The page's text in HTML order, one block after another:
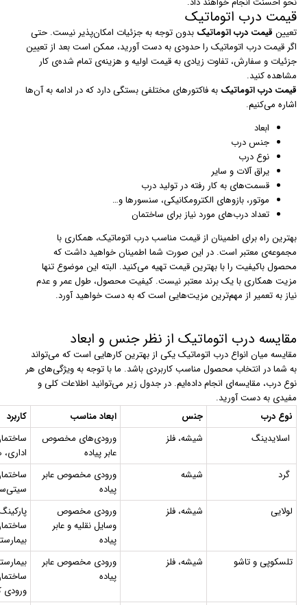
قیمت درب اتوماتیک
تعیین قیمت درب اتوماتیک بدون توجه به جزئیات امکان‌پذیر نیست. حتی
اگر قیمت درب اتوماتیک را حدودی به دست آورید،‌ ممکن است بعد از تعیین
جزئیات و سفارش، تفاوت زیادی به قیمت اولیه و هزینه‌ی تمام شده‌ی کار
مشاهده کنید.
قیمت درب اتوماتیک به فاکتورهای مختلفی بستگی دارد که در ادامه به آن‌ها
اشاره می‌کنیم.
ابعاد
جنس درب
نوع درب
یراق آلات و سایر
قسمت‌های به کار رفته در تولید درب
موتور،‌ بازوهای الکترومکانیکی، سنسورها و…
تعداد درب‌های مورد نیاز برای ساختمان
بهترین راه برای اطمینان از قیمت مناسب درب اتوماتیک، همکاری با
مجموعه‌ی معتبر است. در این صورت شما اطمینان خواهید داشت که
محصول باکیفیت را با بهترین قیمت تهیه می‌کنید. البته این موضوع تنها
مزیت همکاری با یک برند معتبر نیست. کیفیت محصول، طول عمر و عدم
نیاز به تعمیر از مهم‌ترین مزیت‌هایی است که به دست خواهید آورد.
مقایسه درب اتوماتیک از نظر جنس و ابعاد
مقایسه میان انواع درب اتوماتیک یکی از بهترین کارهایی است که می‌تواند
به شما در انتخاب محصول مناسب کاربردی باشد. ما با توجه به ویژگی‌های هر
نوع درب، مقایسه‌ای انجام داده‌ایم. در جدول زیر می‌توانید اطلاعات کلی و
مفیدی به دست آورید.
نوع درب
جنس ابعاد مناسب
کاربرد
اسلایدینگ
شیشه، فلز
ورودی‌های مخصوص
عابر پیاده
گرد
شیشه
ورودی مخصوص عابر
پیاده
لولایی
شیشه، فلز
ورودی مخصوص
وسایل نقلیه و عابر
پیاده
تلسکوپی و تاشو
شیشه، فلز
ورودی مخصوص عابر
پیاده
ورودی